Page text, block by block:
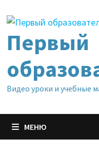
содержимому
Первый
Видео уроки и учебные
МЕНЮ